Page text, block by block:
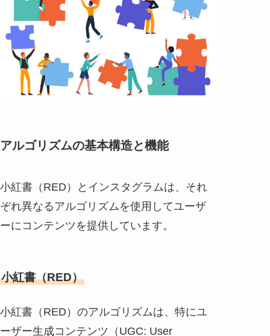
アルゴリズムの基本構造と機能
小紅書（RED）とインスタグラムは、それ
ぞれ異なるアルゴリズムを使用してユーザ
ーにコンテンツを提供しています。
小紅書（RED）
小紅書（RED）のアルゴリズムは、特にユ
ーザー生成コンテンツ（UGC: User